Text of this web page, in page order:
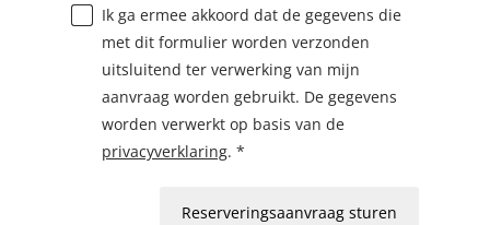
Ik ga ermee akkoord dat de gegevens die
met dit formulier worden verzonden
uitsluitend ter verwerking van mijn
aanvraag worden gebruikt. De gegevens
worden verwerkt op basis van de
privacyverklaring. *
Reserveringsaanvraag sturen